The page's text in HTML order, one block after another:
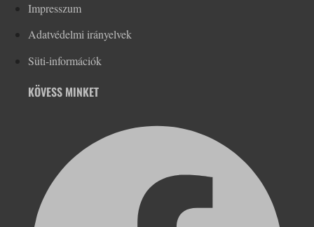
Impresszum
Adatvédelmi irányelvek
Süti-információk
KÖVESS MINKET